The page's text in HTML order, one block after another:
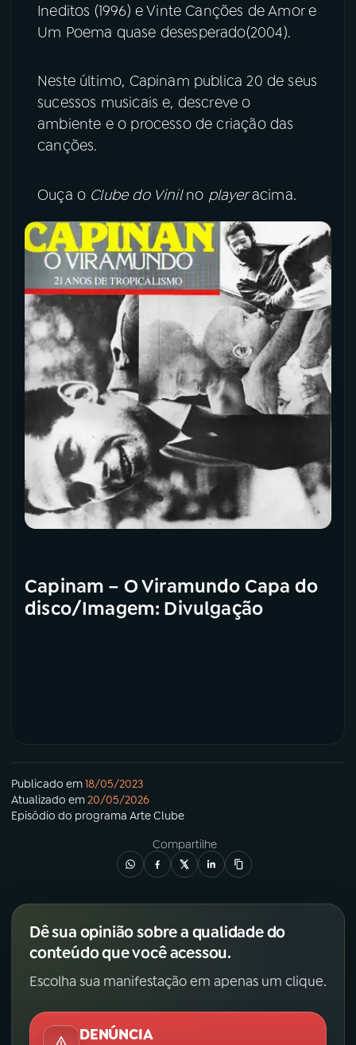
Ineditos (1996) e Vinte Canções de Amor e
Um Poema quase desesperado(2004).
Neste último, Capinam publica 20 de seus
sucessos musicais e, descreve o
ambiente e o processo de criação das
canções.
Ouça o Clube do Vinilno playeracima.
Capinam – O Viramundo Capa do
disco/Imagem: Divulgação
Publicado em18/05/2023
Atualizado em20/05/2026
Episódio do programa Arte Clube
Compartilhe
Dê sua opinião sobre a qualidade do
conteúdo que você acessou.
Escolha sua manifestação em apenas um clique.
DENÚNCIA